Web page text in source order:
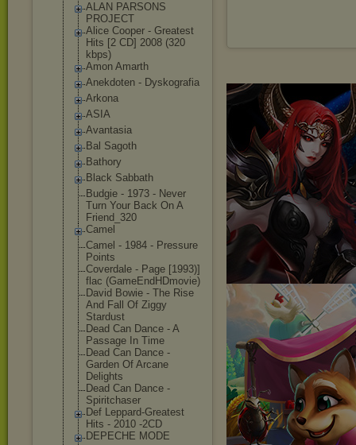
ALAN PARSONS
PROJECT
Alice Cooper - Greatest
Hits [2 CD] 2008 (320
kbps)
Amon Amarth
Anekdoten - Dyskografia
Arkona
ASIA
Avantasia
Bal Sagoth
Bathory
Black Sabbath
Budgie - 1973 - Never
Turn Your Back On A
Friend_320
Camel
Camel - 1984 - Pressure
Points
Coverdale - Page [1993)]
flac (GameEndHDmovie)
David Bowie - The Rise
And Fall Of Ziggy
Stardust
Dead Can Dance - A
Passage In Time
Dead Can Dance -
Garden Of Arcane
Delights
Dead Can Dance -
Spiritchaser
Def Leppard-Greatest
Hits - 2010 -2CD
DEPECHE MODE